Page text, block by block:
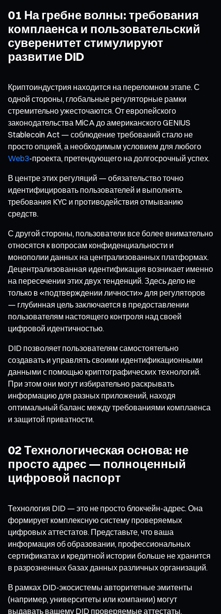
01 На гребне волны: требования
комплаенса и пользовательский
суверенитет стимулируют
развитие DID
Криптоиндустрия находится на переломном этапе. С
одной стороны, глобальные регуляторные рамки
стремительно ужесточаются. От европейского
законодательства MiCA до американского GENIUS
Stablecoin Act — соблюдение требований стало не
просто опцией, а необходимым условием для любого
Web3-проекта, претендующего на долгосрочный успех.
В центре этих регуляций — обязательство точно
идентифицировать пользователей и выполнять
требования KYC и противодействия отмыванию
средств.
С другой стороны, пользователи все более внимательно
относятся к вопросам конфиденциальности и
монополии данных на централизованных платформах.
Децентрализованная идентификация возникает именно
на пересечении этих двух тенденций. Здесь дело не
только в «подтверждении личности» для регуляторов
— глубинная цель заключается в предоставлении
пользователям настоящего контроля над своей
цифровой идентичностью.
DID позволяет пользователям самостоятельно
создавать и управлять своими идентификационными
данными с помощью криптографических технологий.
При этом они могут избирательно раскрывать
информацию для разных приложений, находя
оптимальный баланс между требованиями комплаенса
и защитой приватности.
02 Технологическая основа: не
просто адрес — полноценный
цифровой паспорт
Технология DID — это не просто блокчейн-адрес. Она
формирует комплексную систему проверяемых
цифровых аттестатов. Представьте, что ваша
информация об образовании, профессиональных
сертификатах и кредитной истории больше не хранится
в разрозненных базах данных различных организаций.
В рамках DID-экосистемы авторитетные эмитенты
(например, университеты или компании) могут
выдавать вашему DID проверяемые аттестаты.